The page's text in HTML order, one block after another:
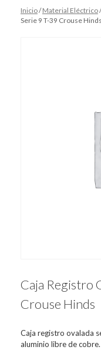
Inicio/Material Eléctrico
Serie 9 T-39 Crouse Hinds
Caja Registro
Crouse Hinds
Caja registro ovalada
aluminio libre de